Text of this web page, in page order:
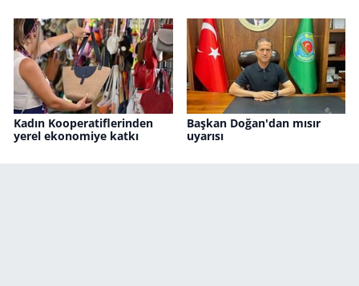
Kadın Kooperatiflerinden
yerel ekonomiye katkı
Başkan Doğan'dan mısır
uyarısı